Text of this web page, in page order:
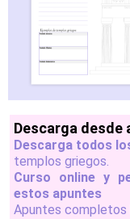
Descarga desde
Descarga todos
templos griegos.
Curso online y
estos apuntes
Apuntes completos